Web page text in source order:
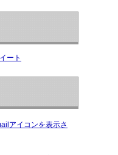
ート
アイコンを表示さ